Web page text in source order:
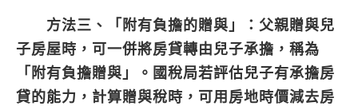
方法三、「附有負擔的贈與」： 父親贈與兒
子房屋時，可一併將房貸轉由兒子承擔，稱為
「附有負擔贈與」。國稅局若評估兒子有承擔房
貸的能力，計算贈與稅時，可用房地時價減去房